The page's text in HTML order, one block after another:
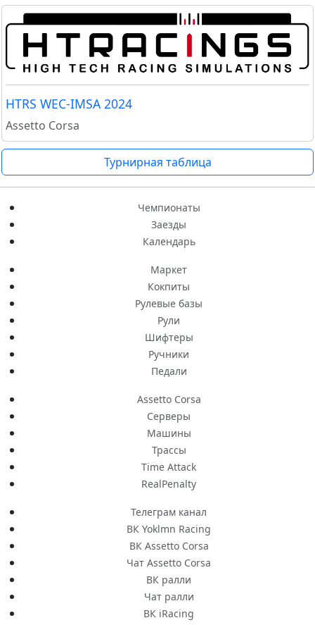
HTRS WEC-IMSA 2024
Assetto Corsa
Турнирная таблица
Чемпионаты
Заезды
Календарь
Маркет
Кокпиты
Рулевые базы
Рули
Шифтеры
Ручники
Педали
Assetto Corsa
Серверы
Машины
Трассы
Time Attack
RealPenalty
Телеграм канал
ВК Yoklmn Racing
ВК Assetto Corsa
Чат Assetto Corsa
ВК ралли
Чат ралли
ВК iRacing